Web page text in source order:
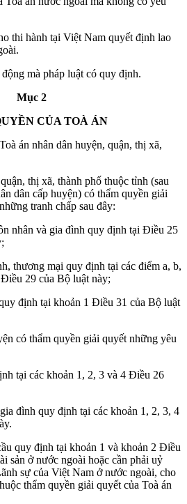
thi hành tại Việt Nam quyết định lao
mà pháp luật có quy định.
Mục 2
CỦA TOÀ ÁN
án nhân dân huyện, quận, thị xã,
thị xã, thành phố thuộc tỉnh (sau
dân cấp huyện) có thẩm quyền giải
tranh chấp sau đây:
nhân và gia đình quy định tại Điều 25
thương mại quy định tại các điểm a, b,
29 của Bộ luật này;
định tại khoản 1 Điều 31 của Bộ luật
có thẩm quyền giải quyết những yêu
tại các khoản 1, 2, 3 và 4 Điều 26
đình quy định tại các khoản 1, 2, 3, 4
quy định tại khoản 1 và khoản 2 Điều
sản ở nước ngoài hoặc cần phải uỷ
sự của Việt Nam ở nước ngoài, cho
thẩm quyền giải quyết của Toà án